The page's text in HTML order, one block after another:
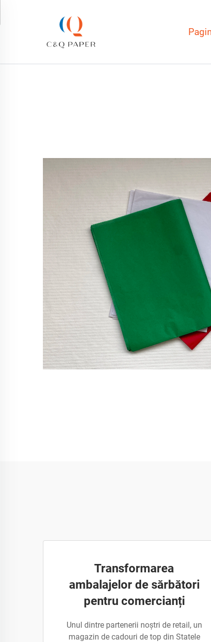
Transformarea
ambalajelor de sărbători
pentru comercianți
Unul dintre partenerii noștri de retail, un
magazin de cadouri de top din Statele